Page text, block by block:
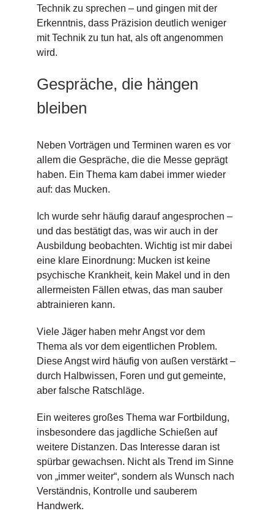
Technik zu sprechen – und gingen mit der
Erkenntnis, dass Präzision deutlich weniger
mit Technik zu tun hat, als oft angenommen
wird.
Gespräche, die hängen
bleiben
Neben Vorträgen und Terminen waren es vor
allem die Gespräche, die die Messe geprägt
haben. Ein Thema kam dabei immer wieder
auf: das Mucken.
Ich wurde sehr häufig darauf angesprochen –
und das bestätigt das, was wir auch in der
Ausbildung beobachten. Wichtig ist mir dabei
eine klare Einordnung: Mucken ist keine
psychische Krankheit, kein Makel und in den
allermeisten Fällen etwas, das man sauber
abtrainieren kann.
Viele Jäger haben mehr Angst vor dem
Thema als vor dem eigentlichen Problem.
Diese Angst wird häufig von außen verstärkt –
durch Halbwissen, Foren und gut gemeinte,
aber falsche Ratschläge.
Ein weiteres großes Thema war Fortbildung,
insbesondere das jagdliche Schießen auf
weitere Distanzen. Das Interesse daran ist
spürbar gewachsen. Nicht als Trend im Sinne
von „immer weiter“, sondern als Wunsch nach
Verständnis, Kontrolle und sauberem
Handwerk.